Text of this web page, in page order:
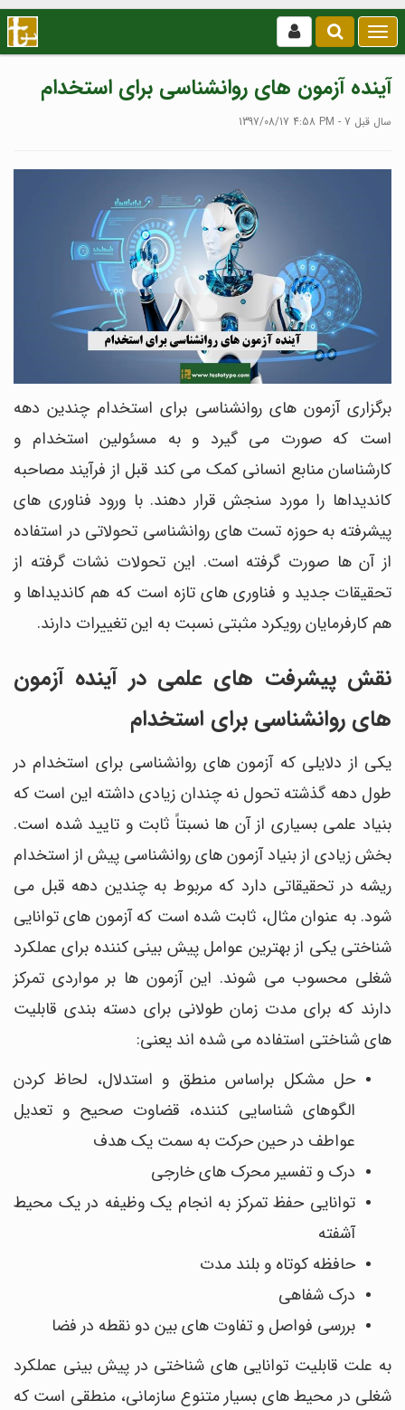
بازکردن
/
منو
آینده آزمون های روانشناسی برای استخدام
1397/08/17 4:58 PM - 7 سال قبل
برگزاری آزمون های روانشناسی برای استخدام چندین دهه
است که صورت می گیرد و به مسئولین استخدام و
کارشناسان منابع انسانی کمک می کند قبل از فرآیند مصاحبه
کاندیداها را مورد سنجش قرار دهند. با ورود فناوری های
پیشرفته به حوزه تست های روانشناسی تحولاتی در استفاده
از آن ها صورت گرفته است. این تحولات نشات گرفته از
تحقیقات جدید و فناوری های تازه است که هم کاندیداها و
هم کارفرمایان رویکرد مثبتی نسبت به این تغییرات دارند.
نقش پیشرفت های علمی در آینده آزمون
های روانشناسی برای استخدام
یکی از دلایلی که آزمون های روانشناسی برای استخدام در
طول دهه گذشته تحول نه چندان زیادی داشته این است که
بنیاد علمی بسیاری از آن ها نسبتاً ثابت و تایید شده است.
بخش زیادی از بنیاد آزمون های روانشناسی پیش از استخدام
ریشه در تحقیقاتی دارد که مربوط به چندین دهه قبل می
شود. به عنوان مثال، ثابت شده است که آزمون های توانایی
شناختی یکی از بهترین عوامل پیش بینی کننده برای عملکرد
شغلی محسوب می شوند. این آزمون ها بر مواردی تمرکز
دارند که برای مدت زمان طولانی برای دسته بندی قابلیت
های شناختی استفاده می شده اند یعنی:
حل مشکل براساس منطق و استدلال، لحاظ کردن
الگوهای شناسایی کننده، قضاوت صحیح و تعدیل
عواطف در حین حرکت به سمت یک هدف
درک و تفسیر محرک های خارجی
توانایی حفظ تمرکز به انجام یک وظیفه در یک محیط
آشفته
حافظه کوتاه و بلند مدت
درک شفاهی
بررسی فواصل و تفاوت های بین دو نقطه در فضا
به علت قابلیت توانایی های شناختی در پیش بینی عملکرد
شغلی در محیط های بسیار متنوع سازمانی، منطقی است که